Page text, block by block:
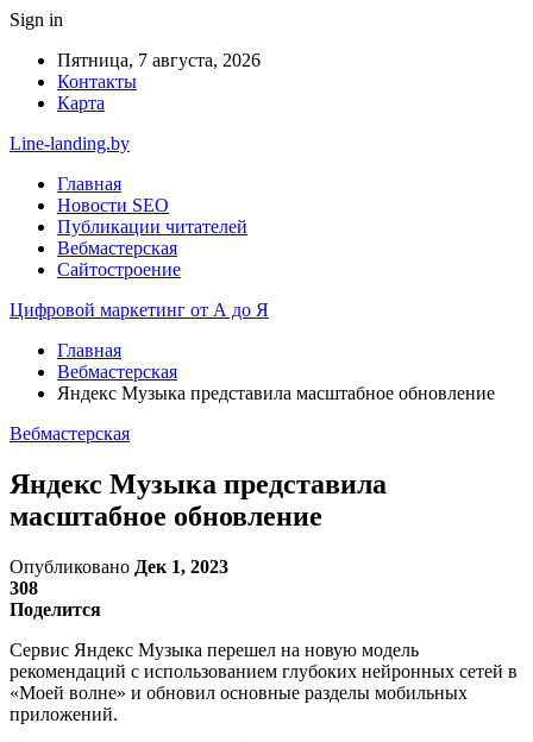
Sign in
Пятница, 7 августа, 2026
Контакты
Карта
Line-landing.by
Главная
Новости SEO
Публикации читателей
Вебмастерская
Сайтостроение
Цифровой маркетинг от А до Я
Главная
Вебмастерская
Яндекс Музыка представила масштабное обновление
Вебмастерская
Яндекс Музыка представила
масштабное обновление
Опубликовано Дек 1, 2023
308
Поделится
Сервис Яндекс Музыка перешел на новую модель
рекомендаций с использованием глубоких нейронных сетей в
«‎Моей волне»‎ и обновил основные разделы мобильных
приложений.